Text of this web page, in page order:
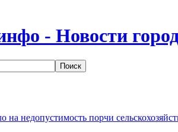
- Новости
на недопустимость порчи